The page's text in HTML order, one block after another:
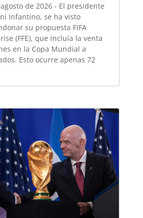
agosto de 2026 - El presidente
Infantino, se ha visto
su propuesta FIFA
(FFE), que incluía la venta
en la Copa Mundial a
Esto ocurre apenas 72